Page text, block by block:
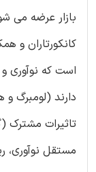
است که نوآوری
تاثیرات مشترک
مستقل نوآوری،